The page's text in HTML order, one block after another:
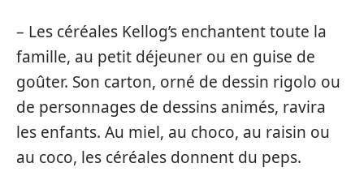
– Les céréales Kellog’s enchantent toute la
famille, au petit déjeuner ou en guise de
goûter. Son carton, orné de dessin rigolo ou
de personnages de dessins animés, ravira
les enfants. Au miel, au choco, au raisin ou
au coco, les céréales donnent du peps.